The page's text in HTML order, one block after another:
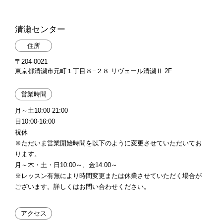
清瀬センター
住所
〒204-0021
東京都清瀬市元町１丁目８−２８ リヴェール清瀬Ⅱ 2F
営業時間
月～土10:00-21:00
日10:00-16:00
祝休
※ただいま営業開始時間を以下のように変更させていただいてお
ります。
月～木・土・日10:00～、金14:00～
※レッスン有無により時間変更または休業させていただく場合が
ございます。詳しくはお問い合わせください。
アクセス